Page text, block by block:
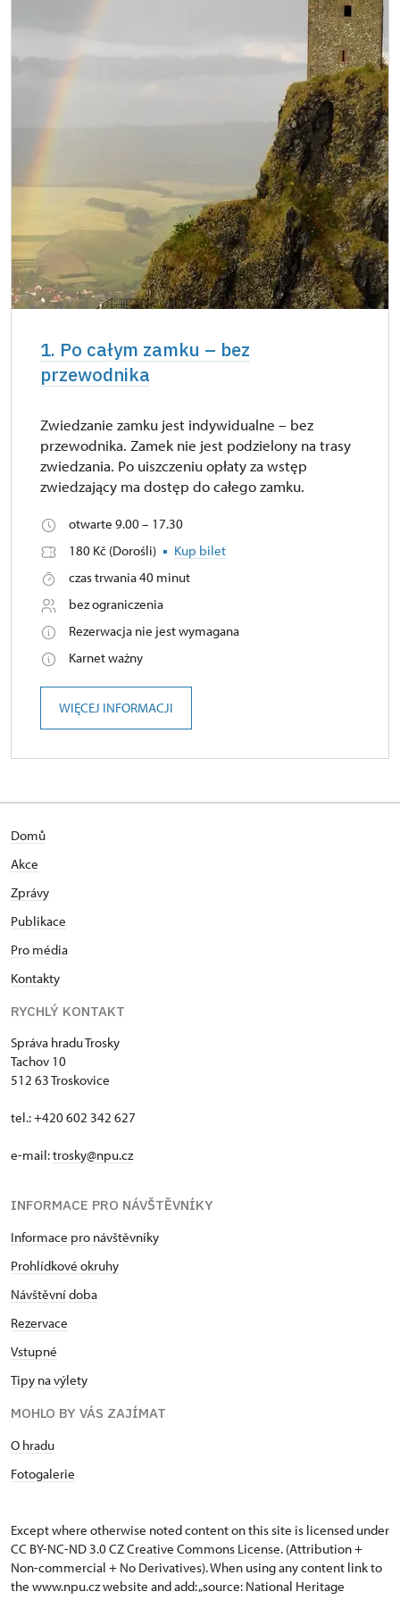
1. Po całym zamku – bez
przewodnika
Zwiedzanie zamku jest indywidualne – bez
przewodnika. Zamek nie jest podzielony na trasy
zwiedzania. Po uiszczeniu opłaty za wstęp
zwiedzający ma dostęp do całego zamku.
otwarte 9.00 – 17.30
180 Kč (Dorośli)
Kup bilet
czas trwania 40 minut
bez ograniczenia
Rezerwacja nie jest wymagana
Karnet ważny
WIĘCEJ INFORMACJI
Domů
Akce
Zprávy
Publikace
Pro média
Kontakty
RYCHLÝ KONTAKT
Správa hradu Trosky
Tachov 10
512 63 Troskovice
tel.: +420 602 342 627
e-mail:trosky@npu.cz
INFORMACE PRO NÁVŠTĚVNÍKY
Informace pro návštěvníky
Prohlídkové okruhy
Návštěvní doba
Rezervace
Vstupné
Tipy na výlety
MOHLO BY VÁS ZAJÍMAT
O hradu
Fotogalerie
Except where otherwise noted content on this site is licensed under
CC BY-NC-ND 3.0 CZCreative Commons License. (Attribution +
Non-commercial + No Derivatives). When using any content link to
the www.npu.cz website and add: „source: National Heritage